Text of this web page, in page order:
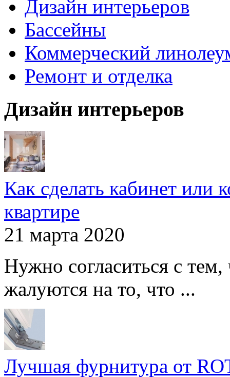
Дизайн интерьеров
Бассейны
Коммерческий
Ремонт и отделка
Дизайн интерьеров
Как сделать кабинет или
квартире
21 марта 2020
Нужно согласиться с
жалуются на то, что ...
Лучшая фурнитура от